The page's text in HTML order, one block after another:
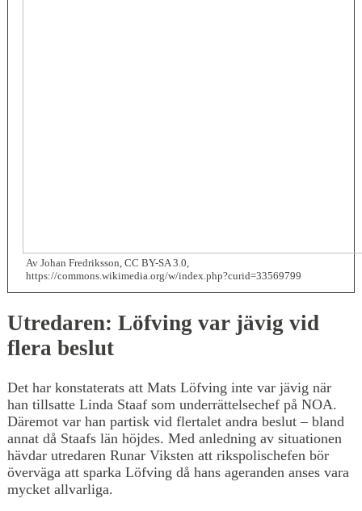
Av Johan Fredriksson, CC BY-SA 3.0,
https://commons.wikimedia.org/w/index.php?curid=33569799
Utredaren: Löfving var jävig vid
flera beslut
Det har konstaterats att Mats Löfving inte var jävig när
han tillsatte Linda Staaf som underrättelsechef på NOA.
Däremot var han partisk vid flertalet andra beslut – bland
annat då Staafs län höjdes. Med anledning av situationen
hävdar utredaren Runar Viksten att rikspolischefen bör
överväga att sparka Löfving då hans ageranden anses vara
mycket allvarliga.